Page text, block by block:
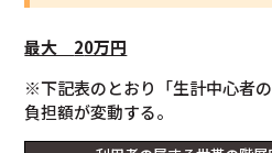
最大 20万円
※下記表のとおり「生計中心者
負担額が変動する。